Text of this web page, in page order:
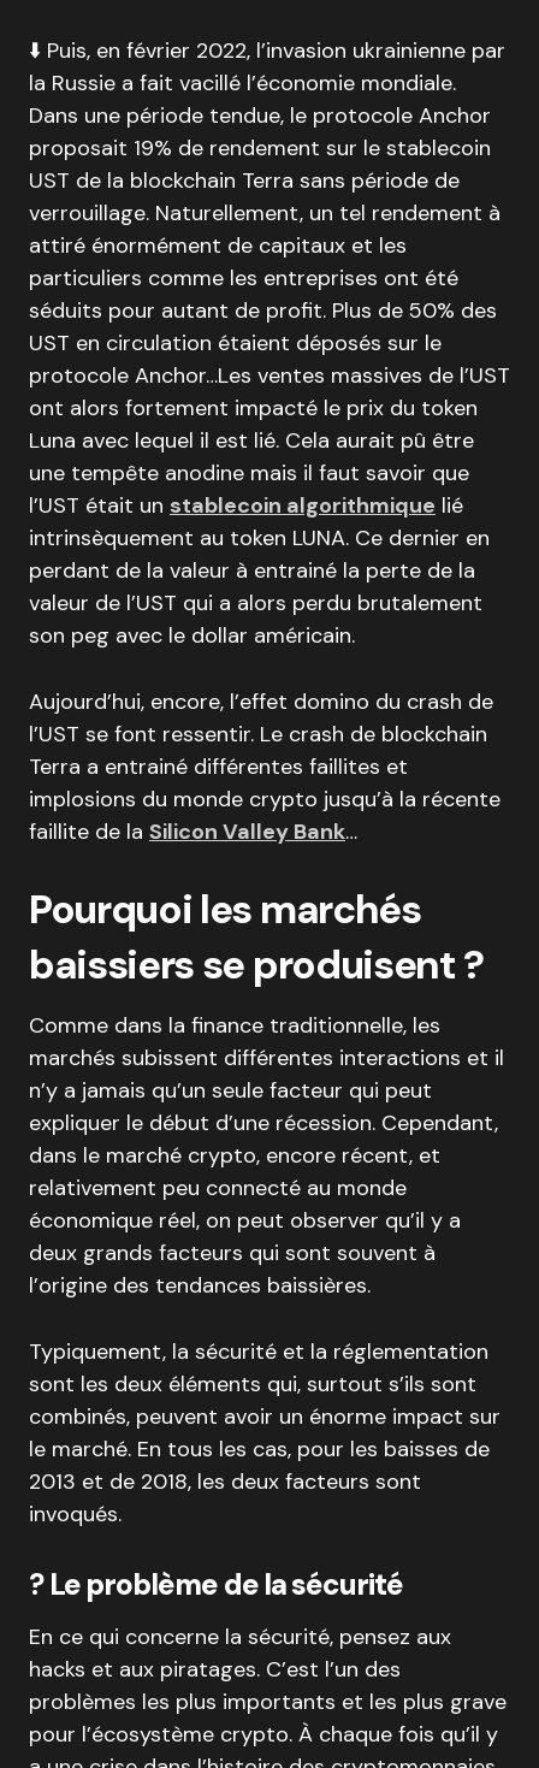
⬇️ Puis, en février 2022, l’invasion ukrainienne par
la Russie a fait vacillé l’économie mondiale.
Dans une période tendue, le protocole Anchor
proposait 19% de rendement sur le stablecoin
UST de la blockchain Terra sans période de
verrouillage. Naturellement, un tel rendement à
attiré énormément de capitaux et les
particuliers comme les entreprises ont été
séduits pour autant de profit. Plus de 50% des
UST en circulation étaient déposés sur le
protocole Anchor…Les ventes massives de l’UST
ont alors fortement impacté le prix du token
Luna avec lequel il est lié. Cela aurait pû être
une tempête anodine mais il faut savoir que
l’UST était un stablecoin algorithmique lié
intrinsèquement au token LUNA. Ce dernier en
perdant de la valeur à entrainé la perte de la
valeur de l’UST qui a alors perdu brutalement
son peg avec le dollar américain.
Aujourd’hui, encore, l’effet domino du crash de
l’UST se font ressentir. Le crash de blockchain
Terra a entrainé différentes faillites et
implosions du monde crypto jusqu’à la récente
faillite de la Silicon Valley Bank…
Pourquoi les marchés
baissiers se produisent ?
Comme dans la finance traditionnelle, les
marchés subissent différentes interactions et il
n’y a jamais qu’un seule facteur qui peut
expliquer le début d’une récession. Cependant,
dans le marché crypto, encore récent, et
relativement peu connecté au monde
économique réel, on peut observer qu’il y a
deux grands facteurs qui sont souvent à
l’origine des tendances baissières.
Typiquement, la sécurité et la réglementation
sont les deux éléments qui, surtout s’ils sont
combinés, peuvent avoir un énorme impact sur
le marché. En tous les cas, pour les baisses de
2013 et de 2018, les deux facteurs sont
invoqués.
?Le problème de la sécurité
En ce qui concerne la sécurité, pensez aux
hacks et aux piratages. C’est l’un des
problèmes les plus importants et les plus grave
pour l’écosystème crypto. À chaque fois qu’il y